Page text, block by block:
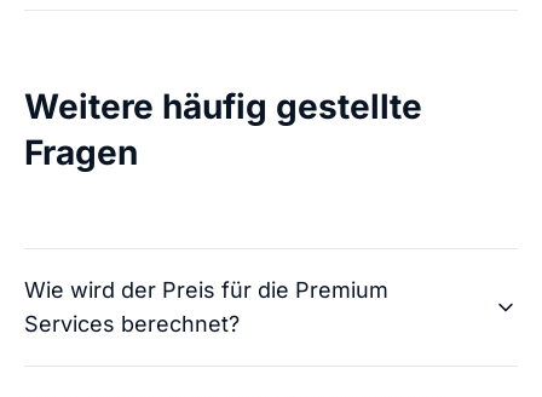
Weitere häufig gestellte
Fragen
Wie wird der Preis für die Premium
Services berechnet?